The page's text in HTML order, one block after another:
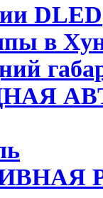
DLED
в